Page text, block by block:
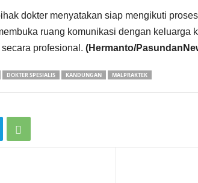
dokter menyatakan siap mengikuti
ruang komunikasi dengan keluarga
profesional. (Hermanto/
DOKTER SPESIALIS KANDUNGAN MALPRAKTEK